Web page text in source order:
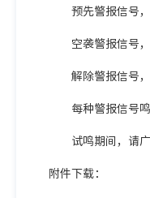
预先警报信号
空袭警报信号
解除警报信号
每种警报信号
试鸣期间， 请
附件下载：